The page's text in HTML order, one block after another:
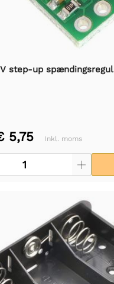
step-up
5,75 Inkl. moms